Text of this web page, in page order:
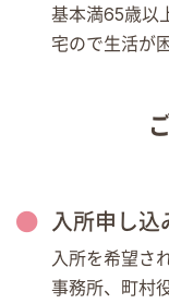
基本満65歳以
宅ので生活が
入所申し込
入所を希望さ
事務所、町村